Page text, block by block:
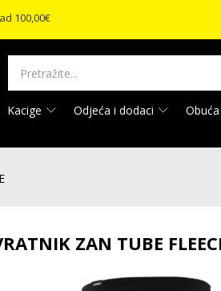
100,00€
Kacige Odjeća i dodaci Obuća
ZAN TUBE